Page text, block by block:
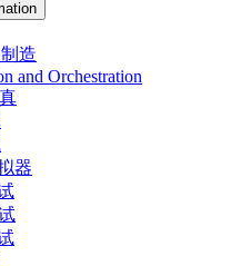
造
and Orchestration
器